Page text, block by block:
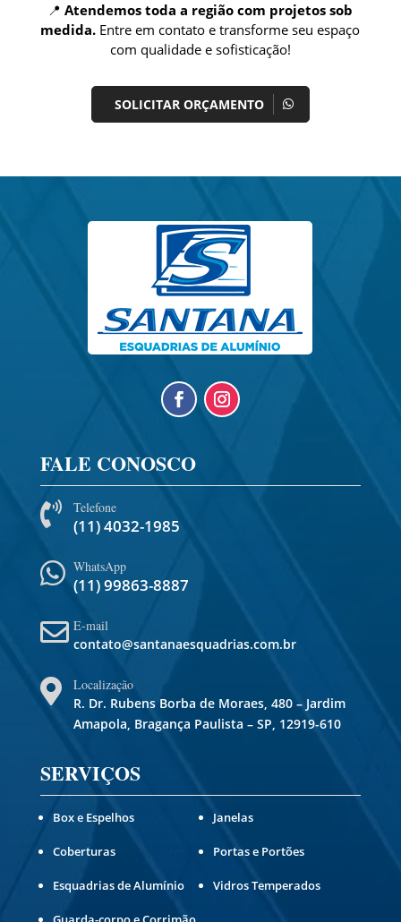
📍Atendemos toda a região com projetos sob
medida. Entre em contato e transforme seu espaço
com qualidade e sofisticação!
SOLICITAR ORÇAMENTO
FALE CONOSCO
 Telefone
(11) 4032-1985
 WhatsApp
(11) 99863-8887
 E-mail
contato@santanaesquadrias.com.br

Localização
R. Dr. Rubens Borba de Moraes, 480 – Jardim
Amapola, Bragança Paulista – SP, 12919-610
SERVIÇOS
Box e Espelhos
Coberturas
Esquadrias de Alumínio
Janelas
Portas e Portões
Vidros Temperados